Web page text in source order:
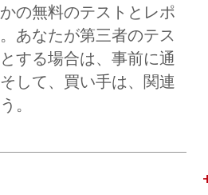
の無料のテストとレポ
あなたが第三者のテス
する場合は、事前に通
して、買い手は、関連
。